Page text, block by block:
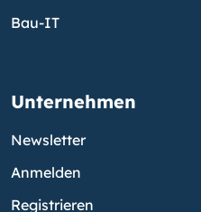
Bau-IT
Unternehmen
Newsletter
Anmelden
Registrieren